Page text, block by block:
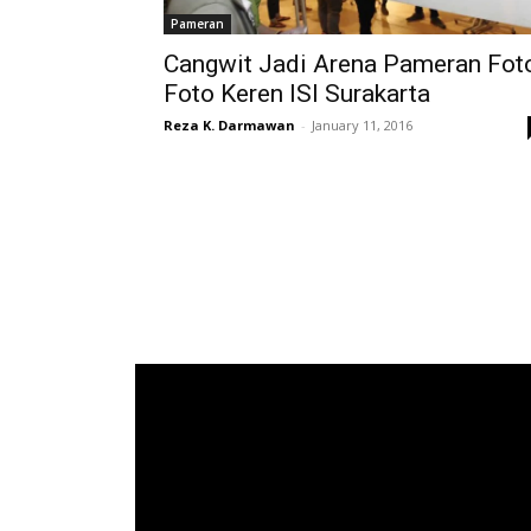
Pameran
Cangwit Jadi Arena Pameran
Foto Keren ISI Surakarta
Reza K. Darmawan - January 11, 2016